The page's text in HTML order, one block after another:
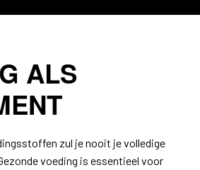
ALS
zul je nooit je volledige
voeding is essentieel voor